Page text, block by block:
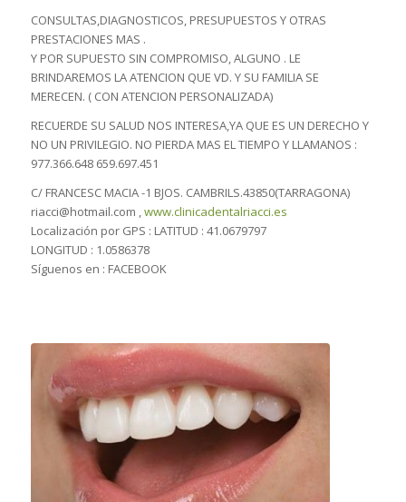
CONSULTAS,DIAGNOSTICOS, PRESUPUESTOS Y OTRAS
PRESTACIONES MAS .
Y POR SUPUESTO SIN COMPROMISO, ALGUNO . LE
BRINDAREMOS LA ATENCION QUE VD. Y SU FAMILIA SE
MERECEN. ( CON ATENCION PERSONALIZADA)
RECUERDE SU SALUD NOS INTERESA,YA QUE ES UN DERECHO Y
NO UN PRIVILEGIO. NO PIERDA MAS EL TIEMPO Y LLAMANOS :
977.366.648 659.697.451
C/ FRANCESC MACIA -1 BJOS. CAMBRILS.43850(TARRAGONA)
riacci@hotmail.com ,www.clinicadentalriacci.es
Localización por GPS : LATITUD : 41.0679797
LONGITUD : 1.0586378
Síguenos en : FACEBOOK